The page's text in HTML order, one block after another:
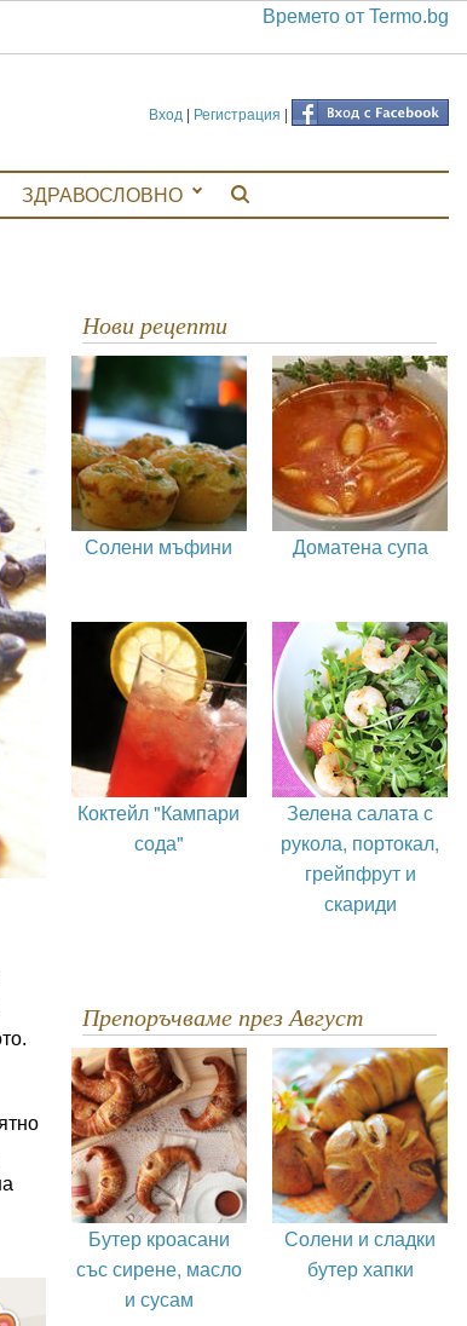
Времето от Termo.bg
Вход | Регистрация |
ЗДРАВОСЛОВНО
Нови рецепти
Солени мъфини Доматена супа
Коктейл "Кампари
сода"
Зелена салата с
рукола, портокал,
грейпфрут и
скариди
Препоръчваме през Август
Бутер кроасани
със сирене, масло
и сусам
Солени и сладки
бутер хапки